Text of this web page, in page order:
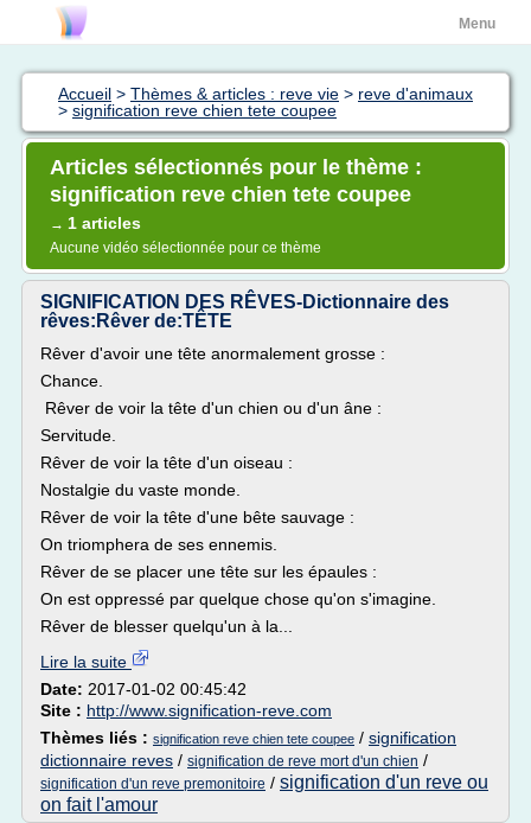
Menu
Accueil > Thèmes & articles : reve vie > reve d'animaux
> signification reve chien tete coupee
Articles sélectionnés pour le thème :
signification reve chien tete coupee
→ 1 articles
Aucune vidéo sélectionnée pour ce thème
SIGNIFICATION DES RÊVES-Dictionnaire des
rêves:Rêver de:TÊTE
Rêver d'avoir une tête anormalement grosse :
Chance.
Rêver de voir la tête d'un chien ou d'un âne :
Servitude.
Rêver de voir la tête d'un oiseau :
Nostalgie du vaste monde.
Rêver de voir la tête d'une bête sauvage :
On triomphera de ses ennemis.
Rêver de se placer une tête sur les épaules :
On est oppressé par quelque chose qu'on s'imagine.
Rêver de blesser quelqu'un à la...
Lire la suite
Date: 2017-01-02 00:45:42
Site : http://www.signification-reve.com
Thèmes liés : signification reve chien tete coupee / signification
dictionnaire reves / signification de reve mort d'un chien /
signification d'un reve premonitoire / signification d'un reve ou
on fait l'amour